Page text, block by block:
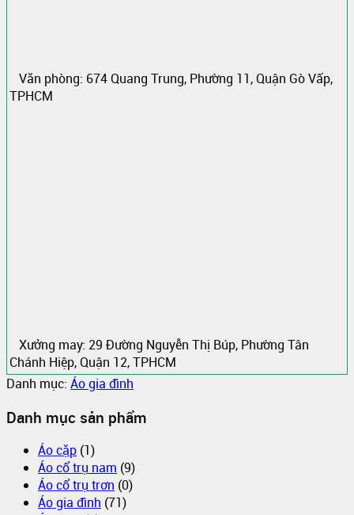
Văn phòng: 674 Quang Trung, Phường 11, Quận Gò Vấp,
TPHCM
Xưởng may: 29 Đường Nguyễn Thị Búp, Phường Tân
Chánh Hiệp, Quận 12, TPHCM
Danh mục: Áo gia đình
Danh mục sản phẩm
Áo cặp (1)
Áo cổ trụ nam (9)
Áo cổ trụ trơn (0)
Áo gia đình (71)